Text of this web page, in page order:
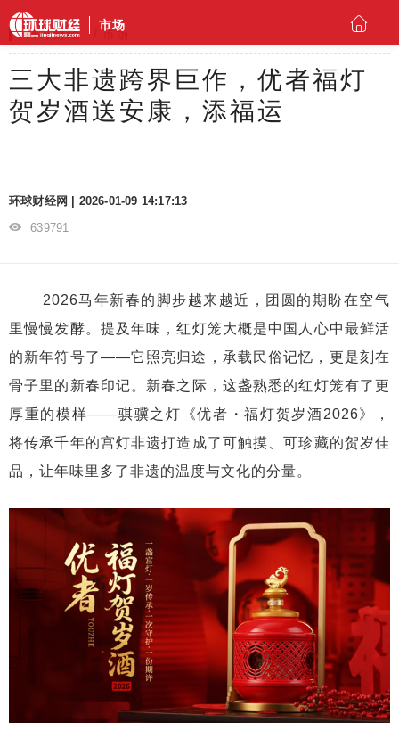
市场
环球财经 市场
三大非遗跨界巨作，优者福灯
贺岁酒送安康，添福运
环球财经网 | 2026-01-09 14:17:13
639791
2026马年新春的脚步越来越近，团圆的期盼在空气
里慢慢发酵。提及年味，红灯笼大概是中国人心中最鲜活
的新年符号了——它照亮归途，承载民俗记忆，更是刻在
骨子里的新春印记。新春之际，这盏熟悉的红灯笼有了更
厚重的模样——骐骥之灯《优者・福灯贺岁酒2026》，
将传承千年的宫灯非遗打造成了可触摸、可珍藏的贺岁佳
品，让年味里多了非遗的温度与文化的分量。